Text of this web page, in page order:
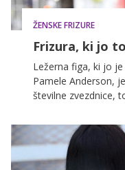
ŽENSKE FRIZURE
Frizura, ki jo
Ležerna figa, ki jo
Pamele Anderson,
številne zvezdnice,